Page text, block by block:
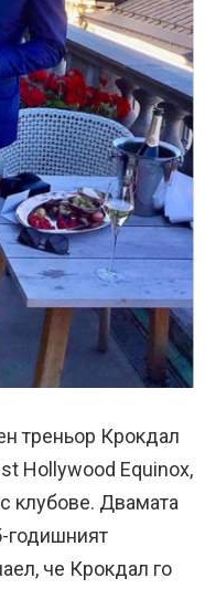
треньор Крокдал
Hollywood Equinox,
клубове. Двамата
годишният
че Крокдал го